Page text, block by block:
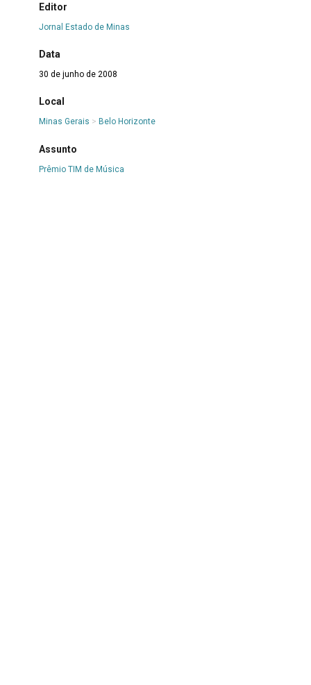
Editor
Jornal Estado de Minas
Data
30 de junho de 2008
Local
Minas Gerais > Belo Horizonte
Assunto
Prêmio TIM de Música